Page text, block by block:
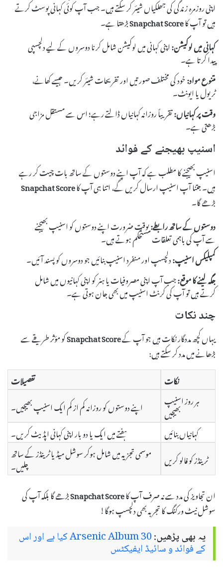
اپنی روزمرہ زندگی کی جھلکیاں شیئر کر سکتے ہیں۔ جب آپ کوئی کہانی پوسٹ کرتے
ہیں تو آپ کاSnapchat Scoreبڑھتا ہے۔
کہانی میں لوکیشن:اپنی کہانی میں لوکیشن شامل کرنا دوسروں کے لیے دلچسپی
پیدا کرتا ہے۔
متنوع مواد:خود کی مختلف صورتیں اور تفریحات شیئر کریں۔ جیسے کھانے،
ٹریول یا ایونٹ۔
وقت پر کہانیاں:تقریباً روزانہ کہانیاں ڈالتے رہے؛ اس سے مستقل مزاجی
بڑھتی ہے۔
اسنیپ بھیجنے کے فوائد
اسنیپ بھیجنے کا مطلب ہے کہ آپ اپنے دوستوں کے ساتھ بات چیت کر رہے
ہیں۔ جتنا آپ اسنیپ ارسال کریں گے، اتنا ہی آپ کاSnapchat Score
بڑھے گا۔
دوستوں کے ساتھ رابطے:بوقت ضرورت اپنے دوستوں کو اسنیپ بھیجنے
سے آپ کی باہمی تعلقات مستحکم ہوتے ہیں۔
کمپلیکس اسنیپ:دلچسپ اور منفرد اسنیپ بنائیں جو دوسروں کو پسند آئیں۔
جگہ لینے کا موقع:جب آپ اپنی مصروفیات یا ہنر کو اپنی کہانیوں میں شامل
کرتے ہیں تو آپ کی کرنٹ اسنیپ میں بھی جان ہوتی ہے۔
چند نکات
یہاں کچھ مددگار نکات ہیں جو آپ کےSnapchat Scoreکو مؤثر طریقے سے
بڑھانے میں مدد کر سکتے ہیں:
نکات
تفصیلات
ہر روز اسنیپ
بھیجیں
اپنے دوستوں کو روزانہ کم از کم ایک اسنیپ بھیجیں۔
کہانیاں بنائیں
ہفتے میں ایک یا دو بار اپنی کہانی اپڈیٹ کریں۔
ٹرینڈز کو فالو کریں
موسمی تجزیہ میں شامل ہوکر سوشل میڈیا ٹرینڈز کے ساتھ
چلیں۔
ان تجاویز کی مدد سے نہ صرف آپ کاSnapchat Scoreبڑھے گا بلکہ آپ کی
سوشل نیٹ ورکنگ کا تجربہ بھی دلچسپ ہوگا!
یہ بھی پڑھیں: Arsenic Album 30 کیا ہے اور اس
کے فوائد و سائیڈ ایفیکٹس